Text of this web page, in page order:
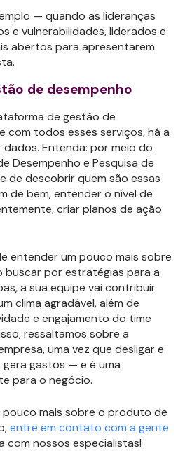
— quando as lideranças
e vulnerabilidades, liderados e
abertos para apresentarem
de desempenho
de gestão de
com todos esses serviços, há a
Entenda: por meio do
Desempenho e Pesquisa de
de descobrir quem são essas
de bem, entender o nível de
criar planos de ação
entender um pouco mais sobre
buscar por estratégias para a
a sua equipe vai contribuir
clima agradável, além de
e engajamento do time
ressaltamos sobre a
uma vez que desligar e
gastos — e é uma
para o negócio.
pouco mais sobre o produto de
entre em contato com a gente
com nossos especialistas!